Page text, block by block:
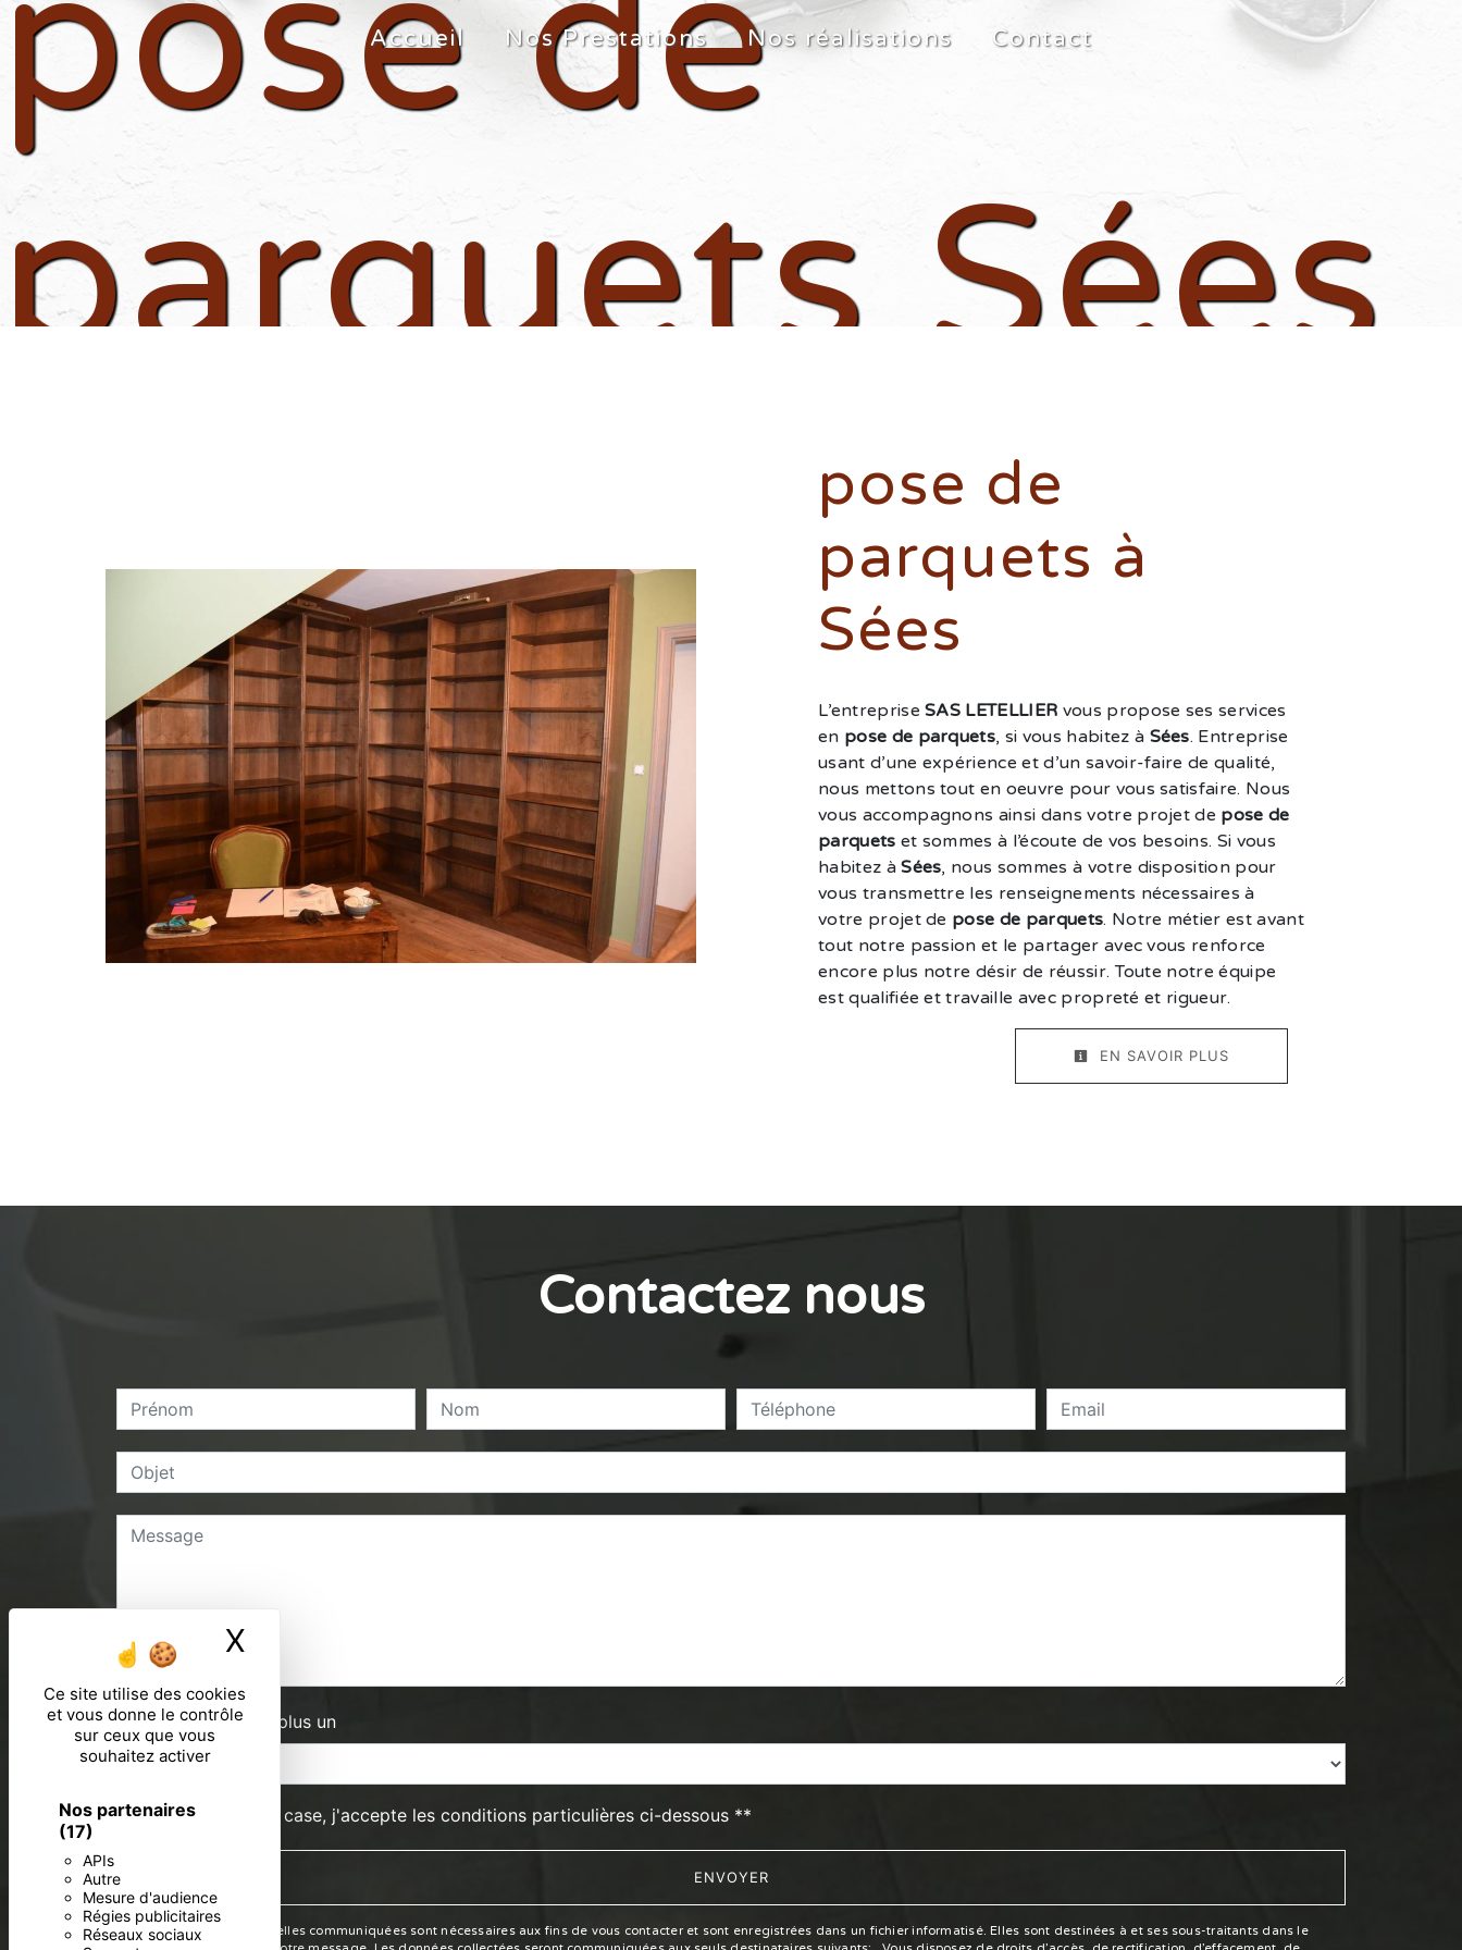
Panneau de gestion des cookies
Ce site utilise des cookies
et vous donne le contrôle
sur ceux que vous
souhaitez activer
Nos partenaires
(17)
APIs
Autre
Mesure d'audience
Régies publicitaires
Réseaux sociaux
X
Accueil Nos Prestations Nos réalisations Contact
parquets Sées
pose de
parquets à
Sées
L’entrepriseSAS LETELLIER vous propose ses services
en pose de parquets, si vous habitez à Sées. Entreprise
usant d’une expérience et d’un savoir-faire de qualité,
nous mettons tout en oeuvre pour vous satisfaire. Nous
vous accompagnons ainsi dans votre projet de pose de
parquets et sommes à l’écoute de vos besoins. Si vous
habitez àSées, nous sommes à votre disposition pour
vous transmettre les renseignements nécessaires à
votre projet de pose de parquets. Notre métier est avant
tout notre passion et le partager avec vous renforce
encore plus notre désir de réussir. Toute notre équipe
est qualifiée et travaille avec propreté et rigueur.
EN SAVOIR PLUS
Contactez nous
Combien font trois plus un
En cochant cette case, j'accepte les conditions particulières ci-dessous **
ENVOYER
** Les données personnelles communiquées sont nécessaires aux fins de vous contacter et sont enregistrées dans un fichier informatisé. Elles sont destinées à et ses sous-traitants dans le